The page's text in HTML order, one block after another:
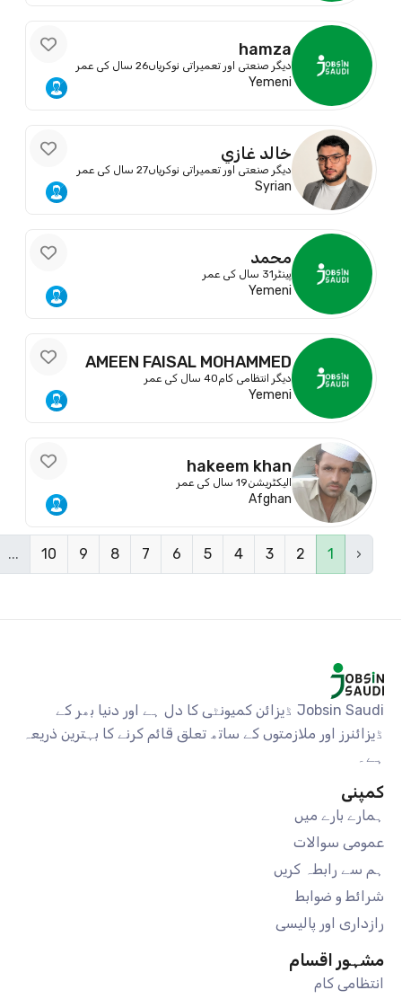
hamza
دیگر صنعتی اور تعمیراتی نوکریاں26 سال کی عمر
Yemeni
خالد غازي
دیگر صنعتی اور تعمیراتی نوکریاں27 سال کی عمر
Syrian
محمد
پینٹر31 سال کی عمر
Yemeni
AMEEN FAISAL MOHAMMED
ALSALAHI
دیگر انتظامی کام40 سال کی عمر
Yemeni
hakeem khan
الیکٹریشن19 سال کی عمر
Afghan
‹
1
2
3
4
5
6
7
8
9
10
...
Jobsin Saudi ڈیزائن کمیونٹی کا دل ہے اور دنیا بھر کے
ڈیزائنرز اور ملازمتوں کے ساتھ تعلق قائم کرنے کا بہترین ذریعہ
ہے۔
کمپنی
ہمارے بارے میں
عمومی سوالات
ہم سے رابطہ کریں
شرائط و ضوابط
رازداری اور پالیسی
مشہور اقسام
انتظامی کام